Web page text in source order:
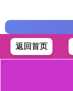
返回首页